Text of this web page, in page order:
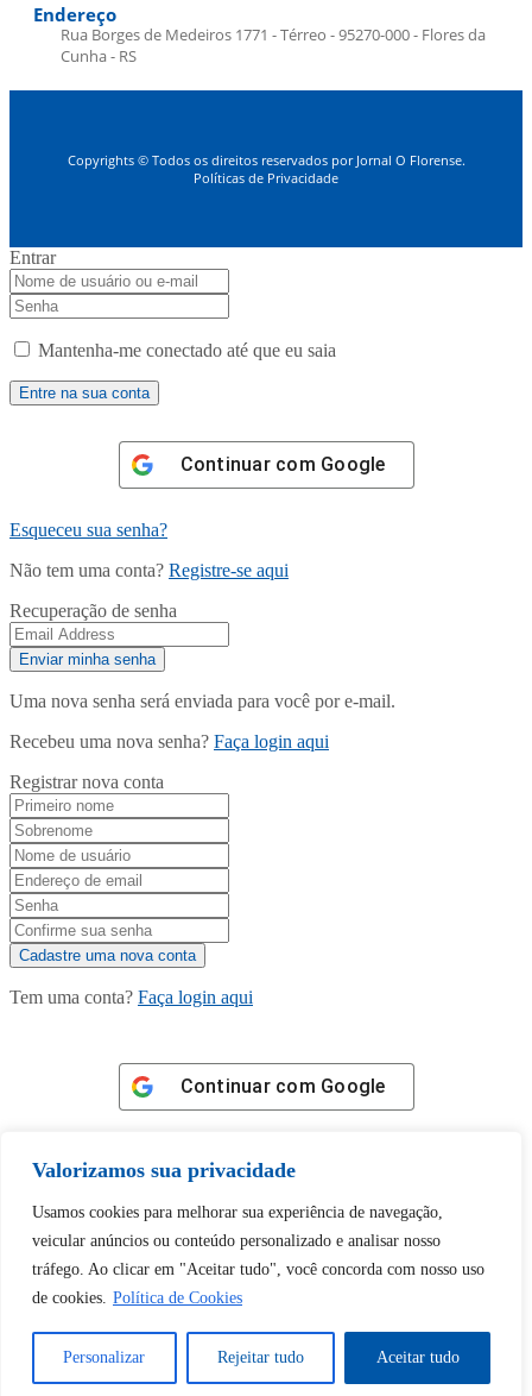
Valorizamos sua privacidade
Usamos cookies para melhorar sua experiência de navegação,
veicular anúncios ou conteúdo personalizado e analisar nosso
tráfego. Ao clicar em "Aceitar tudo", você concorda com nosso uso
de cookies. Política de Cookies
Personalizar Rejeitar tudo Aceitar tudo
Endereço
Rua Borges de Medeiros 1771 - Térreo - 95270-000 - Flores da
Cunha - RS
Copyrights © Todos os direitos reservados por Jornal O Florense.
Políticas de Privacidade
Entrar
Mantenha-me conectado até que eu saia
Continuar com Google
Esqueceu sua senha?
Não tem uma conta? Registre-se aqui
Recuperação de senha
Uma nova senha será enviada para você por e-mail.
Recebeu uma nova senha? Faça login aqui
Registrar nova conta
Tem uma conta? Faça login aqui
Continuar com Google
Tem certeza de que deseja
desbloquear esta publicação?
Desbloquear esquerda : 0